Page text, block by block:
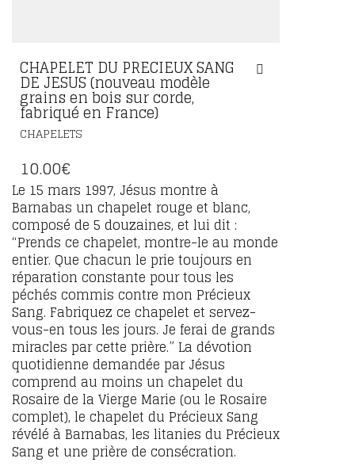
CHAPELET DU PRECIEUX SANG
DE JESUS (nouveau modèle
grains en bois sur corde,
fabriqué en France)
CHAPELETS
10.00€
Le 15 mars 1997, Jésus montre à
Barnabas un chapelet rouge et blanc,
composé de 5 douzaines, et lui dit :
“Prends ce chapelet, montre-le au monde
entier. Que chacun le prie toujours en
réparation constante pour tous les
péchés commis contre mon Précieux
Sang. Fabriquez ce chapelet et servez-
vous-en tous les jours. Je ferai de grands
miracles par cette prière.” La dévotion
quotidienne demandée par Jésus
comprend au moins un chapelet du
Rosaire de la Vierge Marie (ou le Rosaire
complet), le chapelet du Précieux Sang
révélé à Barnabas, les litanies du Précieux
Sang et une prière de consécration.